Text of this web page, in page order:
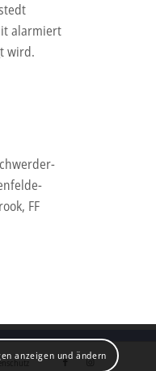
alarmiert
wird.
FF
anzeigen und ändern